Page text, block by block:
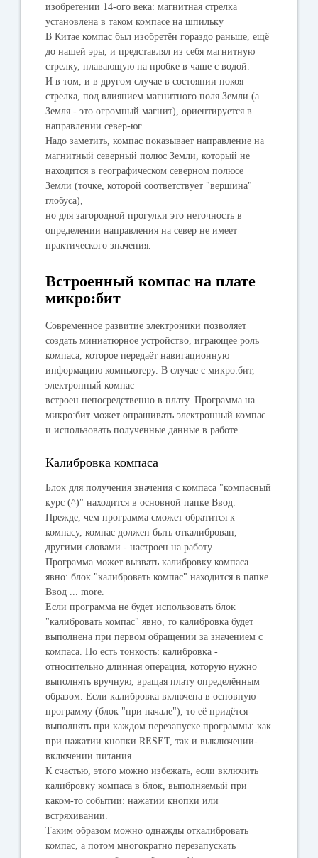
изобретении 14-ого века: магнитная стрелка
установлена в таком компасе на шпильку
В Китае компас был изобретён гораздо раньше, ещё
до нашей эры, и представлял из себя магнитную
стрелку, плавающую на пробке в чаше с водой.
И в том, и в другом случае в состоянии покоя
стрелка, под влиянием магнитного поля Земли (а
Земля - это огромный магнит), ориентируется в
направлении север-юг.
Надо заметить, компас показывает направление на
магнитный северный полюс Земли, который не
находится в географическом северном полюсе
Земли (точке, которой соответствует "вершина"
глобуса),
но для загородной прогулки это неточность в
определении направления на север не имеет
практического значения.
Встроенный компас на плате
микро:бит
Современное развитие электроники позволяет
создать миниатюрное устройство, играющее роль
компаса, которое передаёт навигационную
информацию компьютеру. В случае с микро:бит,
электронный компас
встроен непосредственно в плату. Программа на
микро:бит может опрашивать электронный компас
и использовать полученные данные в работе.
Калибровка компаса
Блок для получения значения с компаса "компасный
курс (^)" находится в основной папке Ввод.
Прежде, чем программа сможет обратится к
компасу, компас должен быть откалиброван,
другими словами - настроен на работу.
Программа может вызвать калибровку компаса
явно: блок "калибровать компас" находится в папке
Ввод ... more.
Если программа не будет использовать блок
"калибровать компас" явно, то калибровка будет
выполнена при первом обращении за значением с
компаса. Но есть тонкость: калибровка -
относительно длинная операция, которую нужно
выполнять вручную, вращая плату определённым
образом. Если калибровка включена в основную
программу (блок "при начале"), то её придётся
выполнять при каждом перезапуске программы: как
при нажатии кнопки RESET, так и выключении-
включении питания.
К счастью, этого можно избежать, если включить
калибровку компаса в блок, выполняемый при
каком-то событии: нажатии кнопки или
встряхивании.
Таким образом можно однажды откалибровать
компас, а потом многократно перезапускать